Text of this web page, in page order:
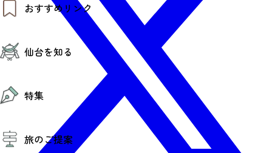
おすすめリンク
仙台夜時間
モデルコース
お得なチケット
仙台を知る
エリアガイド
復興に向けて
仙台観光PR動画ライブラリー
仙台から行く東北周遊旅
伝統的工芸品
特集
夜時間トピックス
旅のご提案